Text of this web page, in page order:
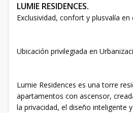
LUMIE RESIDENCES.
Exclusividad, confort y plusvalía
Ubicación privilegiada en
Lumie Residences es una torre
apartamentos con ascensor,
la privacidad, el diseño inteligente